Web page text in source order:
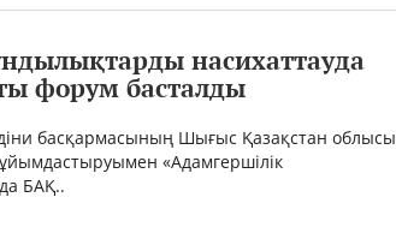
насихаттауда
форум басталды
басқармасының Шығыс Қазақстан облысы
«Адамгершілік
БАҚ..